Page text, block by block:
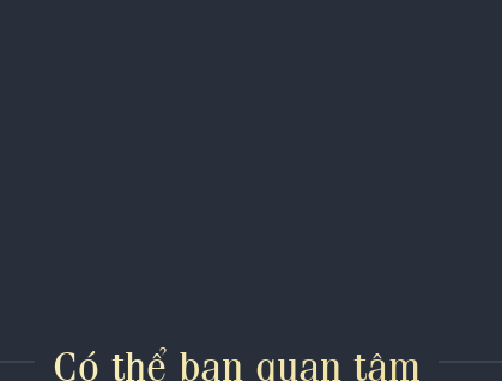
Có thể bạn quan tâm